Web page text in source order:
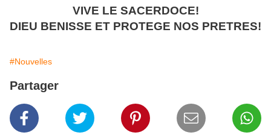
VIVE LE SACERDOCE!
DIEU BENISSE ET PROTEGE NOS PRETRES!
#Nouvelles
Partager